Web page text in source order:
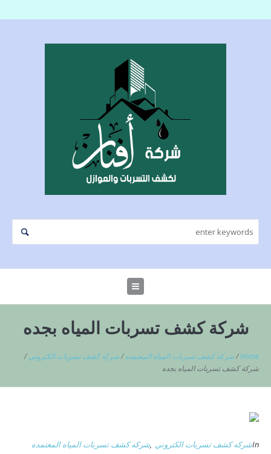
شركة كشف تسربات المياه بجده
Home
/شركه كشف تسربات المياه المعتمده /شركه كشف تسربات الكتروني /
شركة كشف تسربات المياه بجده
Inشركه كشف تسربات الكتروني ,شركه كشف تسربات المياه المعتمده